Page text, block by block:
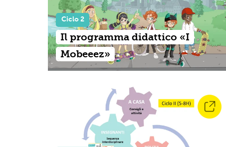
Ciclo 2
Il programma didattico «I
Mobeeez»